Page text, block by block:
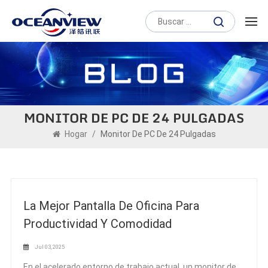
MONITOR DE PC DE 24 PULGADAS
Hogar / Monitor De PC De 24 Pulgadas
La Mejor Pantalla De Oficina Para
Productividad Y Comodidad
Jul 03, 2025